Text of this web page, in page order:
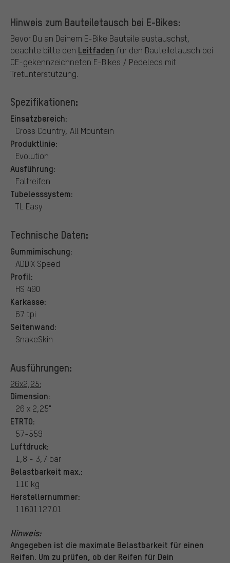
Hinweis zum Bauteiletausch bei E-Bikes:
Bevor Du an Deinem E-Bike Bauteile austauschst,
beachte bitte den Leitfaden für den Bauteiletausch bei
CE-gekennzeichneten E-Bikes / Pedelecs mit
Tretunterstützung.
Spezifikationen:
Einsatzbereich:
Cross Country, All Mountain
Produktlinie:
Evolution
Ausführung:
Faltreifen
Tubelesssystem:
TL Easy
Technische Daten:
Gummimischung:
ADDIX Speed
Profil:
HS 490
Karkasse:
67 tpi
Seitenwand:
SnakeSkin
Ausführungen:
26x2,25:
Dimension:
26 x 2,25"
ETRTO:
57-559
Luftdruck:
1,8 - 3,7 bar
Belastbarkeit max.:
110 kg
Herstellernummer:
11601127.01
Hinweis:
Angegeben ist die maximale Belastbarkeit für einen
Reifen. Um zu prüfen, ob der Reifen für Dein